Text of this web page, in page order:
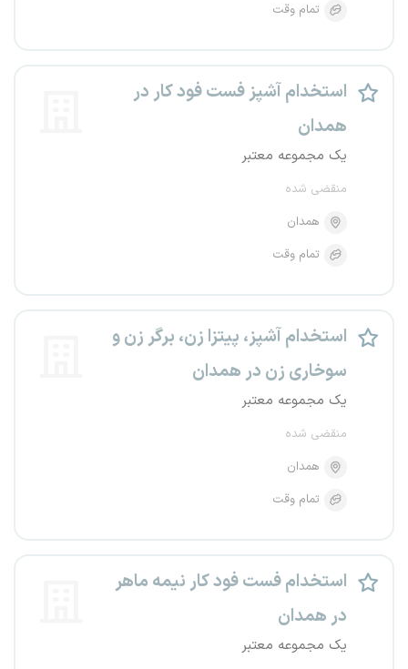
تمام وقت
استخدام آشپز فست فود کار در
همدان
یک مجموعه معتبر
منقضی شده
همدان
تمام وقت
استخدام آشپز، پیتزا زن، برگر زن و
سوخاری زن در همدان
یک مجموعه معتبر
منقضی شده
همدان
تمام وقت
استخدام فست فود کار نیمه ماهر
در همدان
یک مجموعه معتبر